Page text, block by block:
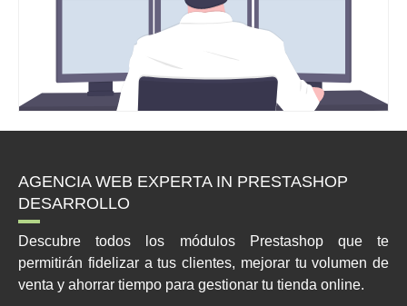
AGENCIA WEB EXPERTA IN PRESTASHOP
DESARROLLO
Descubre todos los módulos Prestashop que te
permitirán fidelizar a tus clientes, mejorar tu volumen de
venta y ahorrar tiempo para gestionar tu tienda online.